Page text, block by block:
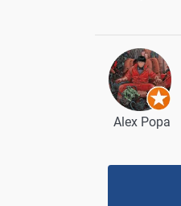
Alex Popa